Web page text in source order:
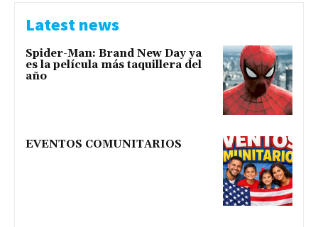
Latest news
Spider-Man: Brand New Day ya
es la película más taquillera del
año
EVENTOS COMUNITARIOS